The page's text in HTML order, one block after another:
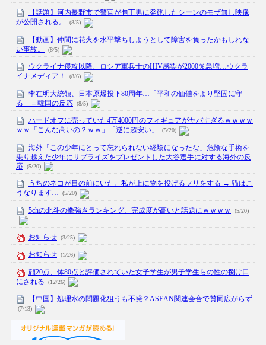
【話題】河内長野市で警官が包丁男に発砲したシーンのモザ無し映像
が公開される。
(8/5)
【動画】仲間に花火を水平撃ちしようとして障害を負ったかもしれな
い事故。
(8/5)
ウクライナ侵攻以降、ロシア軍兵士のHIV感染が2000％急増…ウクラ
イナメディア！
(8/6)
李在明大統領、日本原爆投下80周年…「平和の価値をより堅固に守
る」＝韓国の反応 (8/5)
ハードオフに売っていた4万4000円のフィギュアがヤバすぎるｗｗｗｗ
ｗｗ「こんな高いの？ｗｗ」「逆に超安い」
(5/20)
海外「この少年にとって忘れられない経験になったな」危険な手術を
乗り越えた少年にサプライズをプレゼントした大谷選手に対する海外の反
応 (5/20)
うちのネコが目の前にいた。私が上に物を投げるフリをする → 猫はこ
うなります…
(5/20)
5chの北斗の拳強さランキング、完成度が高いと話題にｗｗｗｗ (5/20)
お知らせ (3/25)
お知らせ (1/26)
顔20点、体80点と評価されていた女子学生が男子学生らの性の捌け口
にされる
(12/26)
【中国】処理水の問題化狙うも不発？ASEAN関連会合で賛同広がらず
(7/13)